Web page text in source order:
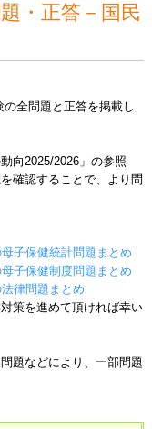
・正答－国民
全問題と正答を掲載し
向2025/2026」の参照
確認することで、より問
子保健統計問題まとめ
子保健制度問題まとめ
律問題まとめ
策を進めて頂ければ幸い
題などにより、一部問題